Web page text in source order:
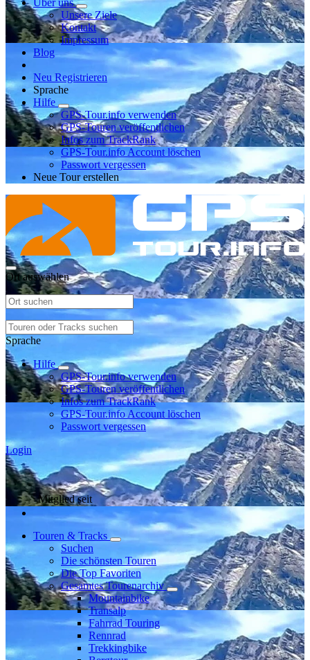
Unsere Ziele
Kontakt
Impressum
Blog
Neu Registrieren
Sprache
Hilfe
GPS-Tour.info verwenden
GPS-Touren veröffentlichen
Infos zum TrackRank
GPS-Tour.info Account löschen
Passwort vergessen
Neue Tour erstellen
Ort auswählen
Sprache
Hilfe
GPS-Tour.info verwenden
GPS-Touren veröffentlichen
Infos zum TrackRank
GPS-Tour.info Account löschen
Passwort vergessen
Login
Mitglied seit
Touren & Tracks
Suchen
Die schönsten Touren
Die Top Favoriten
Gesamtes Tourenarchiv
Mountainbike
Transalp
Fahrrad Touring
Rennrad
Trekkingbike